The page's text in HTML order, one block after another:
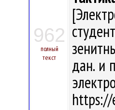
962
полный
текст
дан. и
https://